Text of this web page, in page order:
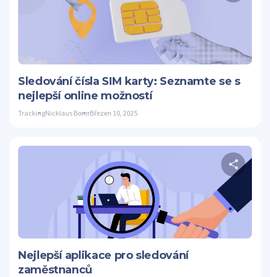
Twitter
Sledování čísla SIM karty: Seznamte se s
nejlepší online možností
TrackingNicklaus BorerBřezen 10, 2025
Twitter
Nejlepší aplikace pro sledování
zaměstnanců